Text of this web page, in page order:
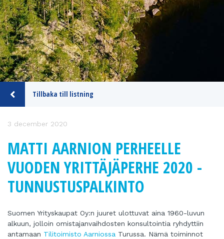
Tillbaka till listning
3 december 2020
MATTI AARNION PERHEELLE
VUODEN YRITTÄJÄPERHE 2020 -
TUNNUSTUSPALKINTO
Suomen Yrityskaupat Oy:n juuret ulottuvat aina 1960-luvun
alkuun, jolloin omistajanvaihdosten konsultointia ryhdyttiin
antamaan Tilitoimisto Aarniossa Turussa. Nämä toiminnot